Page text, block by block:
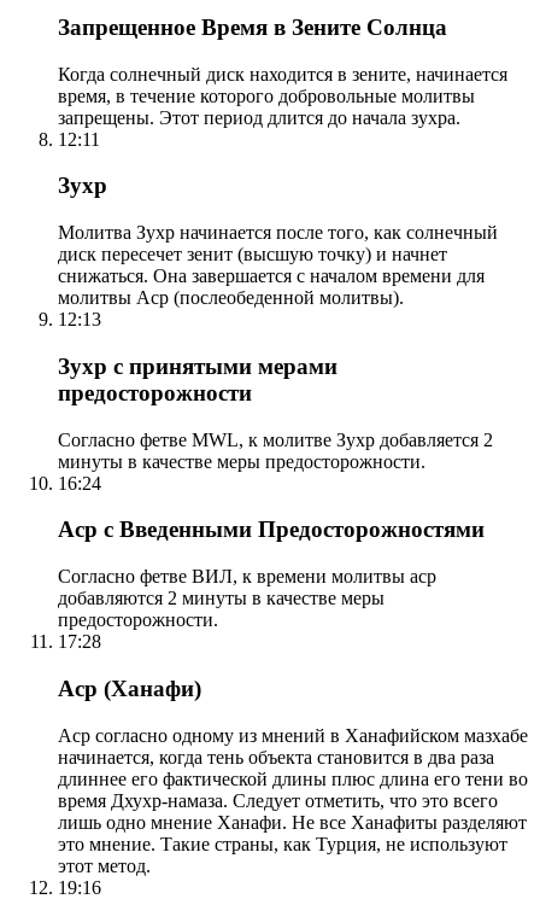
Запрещенное Время в Зените Солнца
Когда солнечный диск находится в зените, начинается
время, в течение которого добровольные молитвы
запрещены. Этот период длится до начала зухра.
12:11
Зухр
Молитва Зухр начинается после того, как солнечный
диск пересечет зенит (высшую точку) и начнет
снижаться. Она завершается с началом времени для
молитвы Аср (послеобеденной молитвы).
12:13
Зухр с принятыми мерами
предосторожности
Согласно фетве MWL, к молитве Зухр добавляется 2
минуты в качестве меры предосторожности.
16:24
Аср с Введенными Предосторожностями
Согласно фетве ВИЛ, к времени молитвы аср
добавляются 2 минуты в качестве меры
предосторожности.
17:28
Аср (Ханафи)
Аср согласно одному из мнений в Ханафийском мазхабе
начинается, когда тень объекта становится в два раза
длиннее его фактической длины плюс длина его тени во
время Дхухр-намаза. Следует отметить, что это всего
лишь одно мнение Ханафи. Не все Ханафиты разделяют
это мнение. Такие страны, как Турция, не используют
этот метод.
19:16